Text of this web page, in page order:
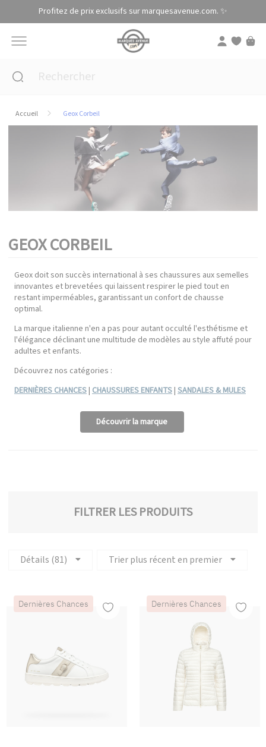
Profitez de prix exclusifs sur marquesavenue.com. ✨
Accueil Geox Corbeil
GEOX CORBEIL
Geox doit son succès international à ses chaussures aux semelles
innovantes et brevetées qui laissent respirer le pied tout en
restant imperméables, garantissant un confort de chausse
optimal.
La marque italienne n'en a pas pour autant occulté l'esthétisme et
l'élégance déclinant une multitude de modèles au style affuté pour
adultes et enfants.
Découvrez nos catégories :
DERNIÈRES CHANCES| CHAUSSURES ENFANTS| SANDALES & MULES
Découvrir la marque
FILTRER LES PRODUITS
Détails (81) Trier plus récent en premier
Dernières Chances Dernières Chances
Panneau de gestion des cookies